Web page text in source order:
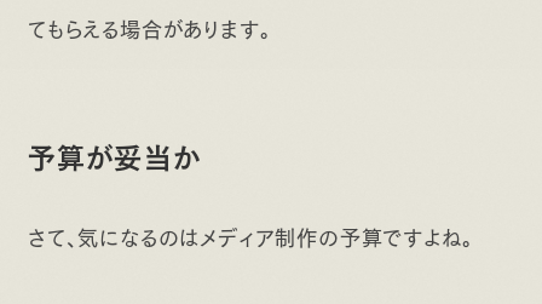
てもらえる場合があります。
予算が妥当か
さて、気になるのはメディア制作の予算ですよね。